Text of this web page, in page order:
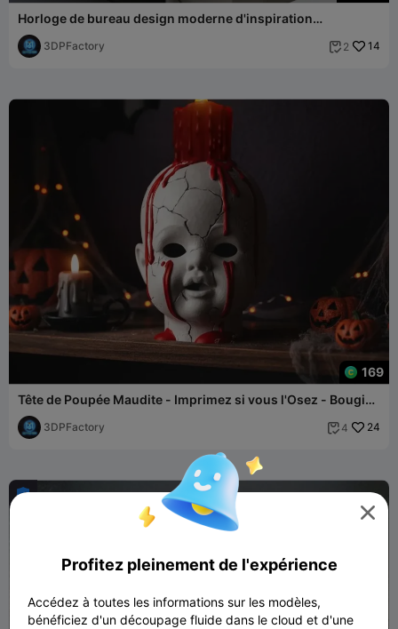
Horloge de bureau design moderne d'inspiration
scandinave NordTik
3DPFactory  2 14
169
Tête de Poupée Maudite - Imprimez si vous l'Osez - Bougie
LED d'Halloween
3DPFactory  4 24


Profitez pleinement de l'expérience
Accédez à toutes les informations sur les modèles,
bénéficiez d'un découpage fluide dans le cloud et d'une